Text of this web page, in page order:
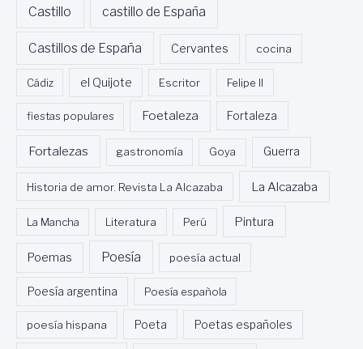
Castillo castillo de España
Castillos de España Cervantes cocina
Cádiz el Quijote Escritor Felipe II
fiestas populares Foetaleza Fortaleza
Fortalezas gastronomía Goya Guerra
Historia de amor. Revista La Alcazaba La Alcazaba
La Mancha Literatura Perú Pintura
Poemas Poesía poesía actual
Poesía argentina Poesía española
poesía hispana Poeta Poetas españoles